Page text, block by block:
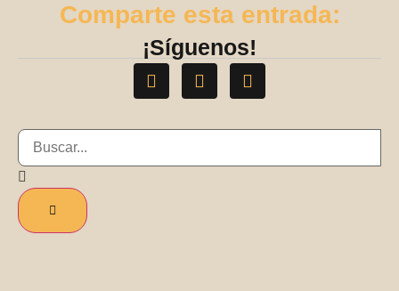
Comparte esta entrada:
¡Síguenos!